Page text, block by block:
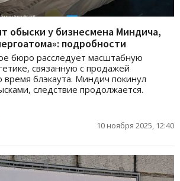
обыски у бизнесмена Миндича,
подробности
бюро расследует масштабную
связанную с продажей
время блэкаута. Миндич покинул
следствие продолжается.
10 ноября 2025, 12:40